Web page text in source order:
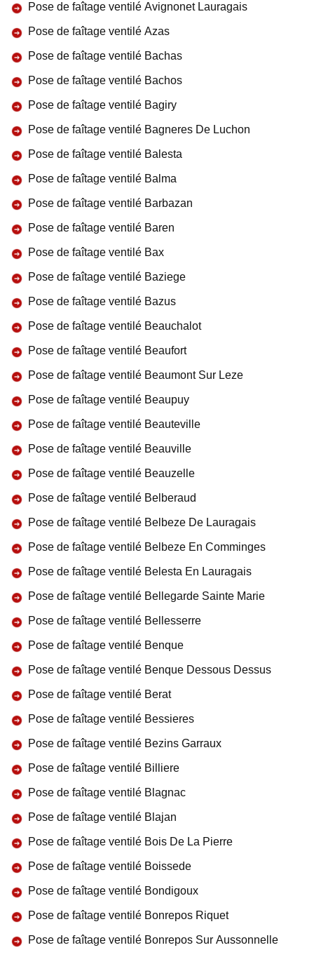
Pose de faîtage ventilé Avignonet Lauragais
Pose de faîtage ventilé Azas
Pose de faîtage ventilé Bachas
Pose de faîtage ventilé Bachos
Pose de faîtage ventilé Bagiry
Pose de faîtage ventilé Bagneres De Luchon
Pose de faîtage ventilé Balesta
Pose de faîtage ventilé Balma
Pose de faîtage ventilé Barbazan
Pose de faîtage ventilé Baren
Pose de faîtage ventilé Bax
Pose de faîtage ventilé Baziege
Pose de faîtage ventilé Bazus
Pose de faîtage ventilé Beauchalot
Pose de faîtage ventilé Beaufort
Pose de faîtage ventilé Beaumont Sur Leze
Pose de faîtage ventilé Beaupuy
Pose de faîtage ventilé Beauteville
Pose de faîtage ventilé Beauville
Pose de faîtage ventilé Beauzelle
Pose de faîtage ventilé Belberaud
Pose de faîtage ventilé Belbeze De Lauragais
Pose de faîtage ventilé Belbeze En Comminges
Pose de faîtage ventilé Belesta En Lauragais
Pose de faîtage ventilé Bellegarde Sainte Marie
Pose de faîtage ventilé Bellesserre
Pose de faîtage ventilé Benque
Pose de faîtage ventilé Benque Dessous Dessus
Pose de faîtage ventilé Berat
Pose de faîtage ventilé Bessieres
Pose de faîtage ventilé Bezins Garraux
Pose de faîtage ventilé Billiere
Pose de faîtage ventilé Blagnac
Pose de faîtage ventilé Blajan
Pose de faîtage ventilé Bois De La Pierre
Pose de faîtage ventilé Boissede
Pose de faîtage ventilé Bondigoux
Pose de faîtage ventilé Bonrepos Riquet
Pose de faîtage ventilé Bonrepos Sur Aussonnelle